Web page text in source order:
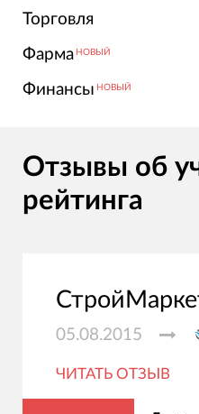
Торговля
Фарма НОВЫЙ
Финансы НОВЫЙ
Отзывы об
рейтинга
05.08.2015
ЧИТАТЬ ОТЗЫВ